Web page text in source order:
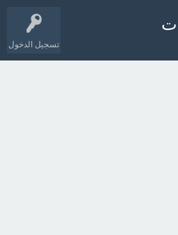
تسجيل الدخول